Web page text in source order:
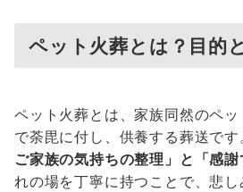
ペット火葬とは？目的
ペット火葬とは、家族同然のペ
で荼毘に付し、供養する葬送です
ご家族の気持ちの整理」と「感謝
れの場を丁寧に持つことで、悲